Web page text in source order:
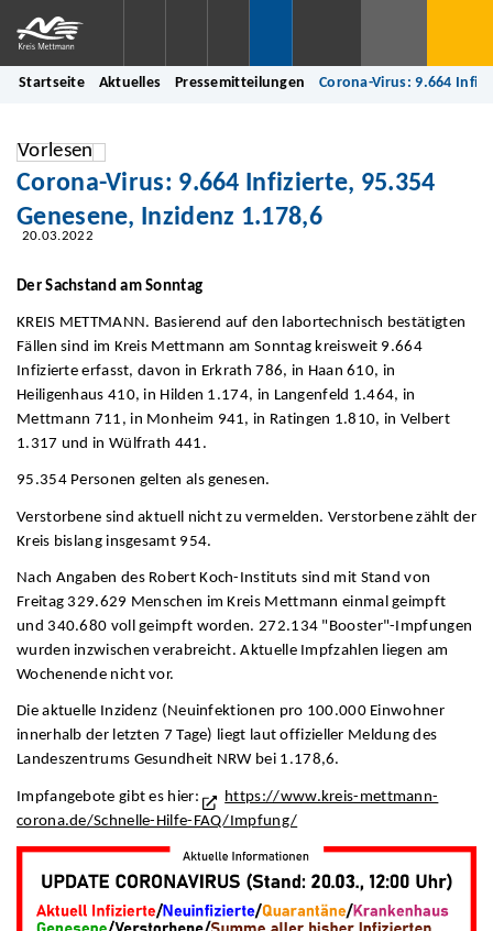
Startseite Aktuelles Pressemitteilungen Corona-Virus: 9.664
Vorlesen
Corona-Virus: 9.664 Infizierte, 95.354
Genesene, Inzidenz 1.178,6
20.03.2022
Der Sachstand am Sonntag
KREIS METTMANN. Basierend auf den labortechnisch bestätigten
Fällen sind im Kreis Mettmann am Sonntag kreisweit 9.664
Infizierte erfasst, davon in Erkrath 786, in Haan 610, in
Heiligenhaus 410, in Hilden 1.174, in Langenfeld 1.464, in
Mettmann 711, in Monheim 941, in Ratingen 1.810, in Velbert
1.317 und in Wülfrath 441.
95.354 Personen gelten als genesen.
Verstorbene sind aktuell nicht zu vermelden. Verstorbene zählt der
Kreis bislang insgesamt 954.
Nach Angaben des Robert Koch-Instituts sind mit Stand von
Freitag 329.629 Menschen im Kreis Mettmann einmal geimpft
und 340.680 voll geimpft worden. 272.134 "Booster"-Impfungen
wurden inzwischen verabreicht. Aktuelle Impfzahlen liegen am
Wochenende nicht vor.
Die aktuelle Inzidenz (Neuinfektionen pro 100.000 Einwohner
innerhalb der letzten 7 Tage) liegt laut offizieller Meldung des
Landeszentrums Gesundheit NRW bei 1.178,6.
Impfangebote gibt es hier:
https://www.kreis-mettmann-
corona.de/Schnelle-Hilfe-FAQ/Impfung/